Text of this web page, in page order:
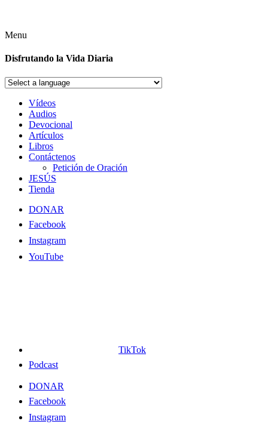
Menu
Disfrutando la Vida Diaria
Vídeos
Audios
Devocional
Artículos
Libros
Contáctenos
Petición de Oración
JESÚS
Tienda
DONAR
Facebook
Instagram
YouTube
TikTok
Podcast
DONAR
Facebook
Instagram